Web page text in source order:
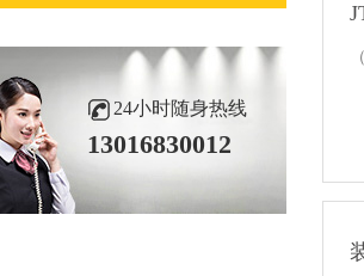
24小时随身热线
13016830012